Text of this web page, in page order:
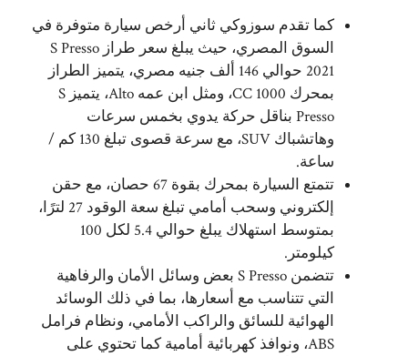
كما تقدم سوزوكي ثاني أرخص سيارة متوفرة في
السوق المصري، حيث يبلغ سعر طراز S Presso
2021 حوالي 146 ألف جنيه مصري، يتميز الطراز
بمحرك 1000 CC، ومثل ابن عمه Alto، يتميز S
Presso بناقل حركة يدوي بخمس سرعات
وهاتشباك SUV، مع سرعة قصوى تبلغ 130 كم /
ساعة.
تتمتع السيارة بمحرك بقوة 67 حصان، مع حقن
إلكتروني وسحب أمامي تبلغ سعة الوقود 27 لترًا،
بمتوسط ​​استهلاك يبلغ حوالي 5.4 لكل 100
كيلومتر.
تتضمن S Presso بعض وسائل الأمان والرفاهية
التي تتناسب مع أسعارها، بما في ذلك الوسائد
الهوائية للسائق والراكب الأمامي، ونظام فرامل
ABS، ونوافذ كهربائية أمامية كما تحتوي على